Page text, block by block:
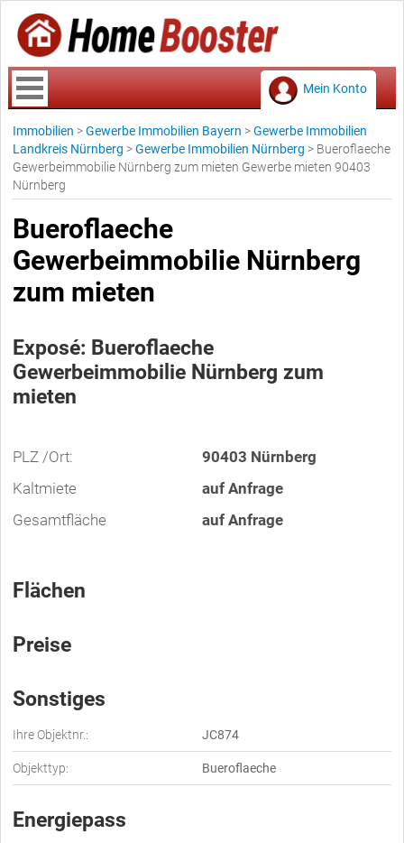
Mein Konto
Immobilien >Gewerbe Immobilien Bayern >Gewerbe Immobilien
Landkreis Nürnberg >Gewerbe Immobilien Nürnberg > Bueroflaeche
Gewerbeimmobilie Nürnberg zum mieten Gewerbe mieten 90403
Nürnberg
Bueroflaeche
Gewerbeimmobilie Nürnberg
zum mieten
Exposé: Bueroflaeche
Gewerbeimmobilie Nürnberg zum
mieten
PLZ /Ort:
90403 Nürnberg
Kaltmiete
auf Anfrage
Gesamtfläche
auf Anfrage
Flächen
Preise
Sonstiges
Ihre Objektnr.: JC874
Objekttyp: Bueroflaeche
Energiepass